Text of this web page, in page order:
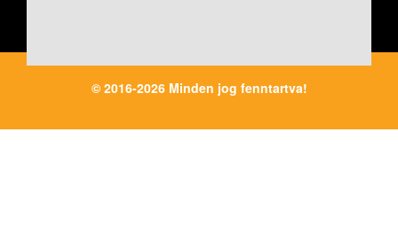
© 2016-2026 Minden jog fenntartva!